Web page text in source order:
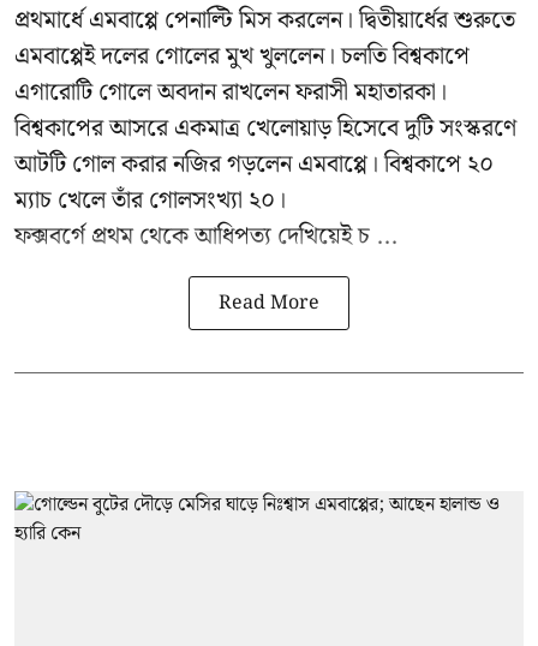
প্রথমার্ধে এমবাপ্পে পেনাল্টি মিস করলেন। দ্বিতীয়ার্ধের শুরুতে
এমবাপ্পেই দলের গোলের মুখ খুললেন। চলতি বিশ্বকাপে
এগারোটি গোলে অবদান রাখলেন ফরাসী মহাতারকা।
বিশ্বকাপের আসরে একমাত্র খেলোয়াড় হিসেবে দুটি সংস্করণে
আটটি গোল করারনজির গড়লেন এমবাপ্পে। বিশ্বকাপে ২০
ম্যাচ খেলে তাঁর গোলসংখ্যা ২০।
ফক্সবর্গে প্রথম থেকে আধিপত্য দেখিয়েই চ ...
Read More